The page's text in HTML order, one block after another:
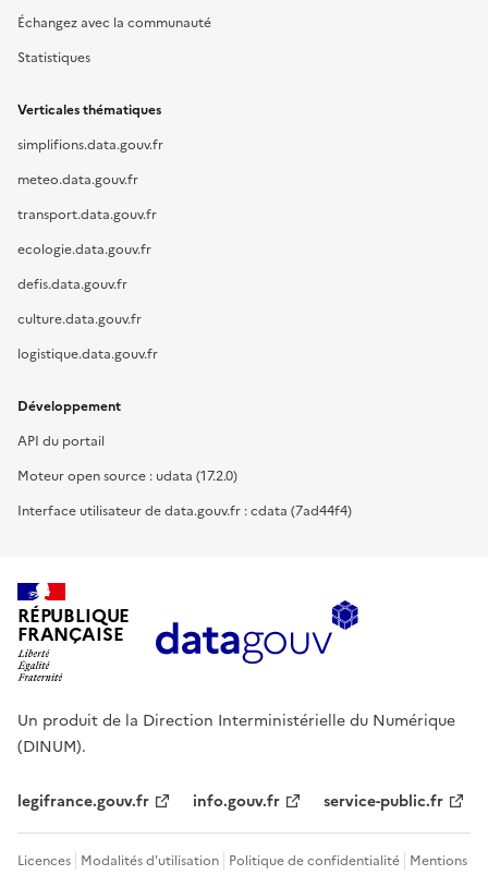
Échangez avec la communauté
Statistiques
Verticales thématiques
simplifions.data.gouv.fr
meteo.data.gouv.fr
transport.data.gouv.fr
ecologie.data.gouv.fr
defis.data.gouv.fr
culture.data.gouv.fr
logistique.data.gouv.fr
Développement
API du portail
Moteur open source : udata (17.2.0)
Interface utilisateur de data.gouv.fr : cdata (7ad44f4)
RÉPUBLIQUE
FRANÇAISE
Un produit de la Direction Interministérielle du Numérique
(DINUM).
legifrance.gouv.fr info.gouv.fr service-public.fr
Licences Modalités d'utilisation Politique de confidentialité Mentions